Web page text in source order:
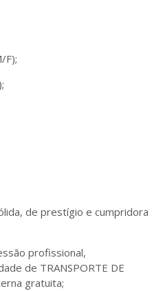
F);
de prestígio e cumpridora
profissional,
de TRANSPORTE DE
gratuita;